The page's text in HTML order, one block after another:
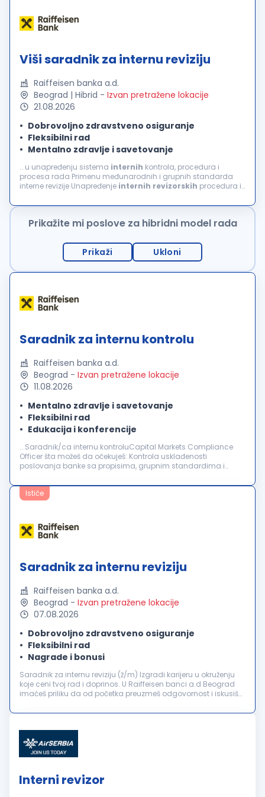
Viši saradnik za internu reviziju
Raiffeisen banka a.d.
Beograd | Hibrid - Izvan pretražene lokacije
21.08.2026
Dobrovoljno zdravstveno osiguranje
Fleksibilni rad
Mentalno zdravlje i savetovanje
...u unapređenju sistema internih kontrola, procedura i
procesa rada Primenu međunarodnih i grupnih standarda
interne revizije Unapređenje internih revizorskih procedura i
revizije Praćenje izmena i dopunu...
Prikažite mi poslove za hibridni model rada
Prikaži Ukloni
Saradnik za internu kontrolu
Raiffeisen banka a.d.
Beograd - Izvan pretražene lokacije
11.08.2026
Mentalno zdravlje i savetovanje
Fleksibilni rad
Edukacija i konferencije
...Saradnik/ca internu kontroluCapital Markets Compliance
Officer šta možeš da očekuješ: Kontrola usklađenosti
poslovanja banke sa propisima, grupnim standardima i
usklađenosti u oblasti tržišta kapitala...
Ističe
Saradnik za internu reviziju
Raiffeisen banka a.d.
Beograd - Izvan pretražene lokacije
07.08.2026
Dobrovoljno zdravstveno osiguranje
Fleksibilni rad
Nagrade i bonusi
Saradnik za internu reviziju (ž/m) Izgradi karijeru u okruženju
koje ceni tvoj rad i doprinos. U Raiffeisen banci a.d Beograd
imaćeš priliku da od početka preuzmeš odgovornost i iskusiš
Interni revizor